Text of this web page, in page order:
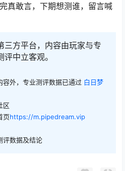
敢言，下期想测谁，留言喊
方平台，内容由玩家与专
中立客观。
容外，专业测评数据已通过 白日梦
区
页https://m.pipedream.vip
评数据及结论